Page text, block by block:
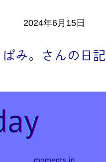
2024年6月15日
ぱみ。さんの日記